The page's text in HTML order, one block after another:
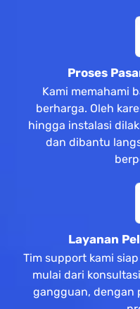
Proses
Kami memahami
berharga. Oleh
hingga instalasi
dan dibantu
Layanan
Tim support kami
mulai dari
gangguan, dengan